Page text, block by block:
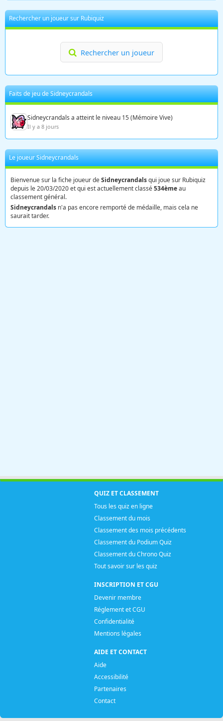
Rechercher un joueur sur Rubiquiz
Rechercher un joueur
Faits de jeu de Sidneycrandals
Sidneycrandals a atteint le niveau 15 (Mémoire Vive)
Il y a 8 jours
Le joueur Sidneycrandals
Bienvenue sur la fiche joueur deSidneycrandalsqui joue sur Rubiquiz
depuis le 20/03/2020 et qui est actuellement classé534èmeau
classement général.
Sidneycrandals n'a pas encore remporté de médaille, mais cela ne
saurait tarder.
QUIZ ET CLASSEMENT
Tous les quiz en ligne
Classement du mois
Classement des mois précédents
Classement du Podium Quiz
Classement du Chrono Quiz
Tout savoir sur les quiz
INSCRIPTION ET CGU
Devenir membre
Réglement et CGU
Confidentialité
Mentions légales
AIDE ET CONTACT
Aide
Accessibilité
Partenaires
Contact